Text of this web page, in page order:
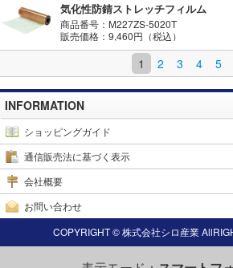
気化性防錆ストレッチフィルム
商品番号：M227ZS-5020T
販売価格：9,460円（税込）
1 2 3 4 5
INFORMATION
ショッピングガイド
通信販売法に基づく表示
会社概要
お問い合わせ
COPYRIGHT © 株式会社シロ産業